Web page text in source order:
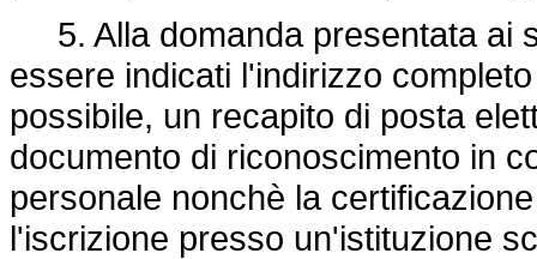
5. Alla domanda presentata ai
essere indicati l'indirizzo
possibile, un recapito di posta
documento di riconoscimento in
personale nonchè la
l'iscrizione presso un'istituzione